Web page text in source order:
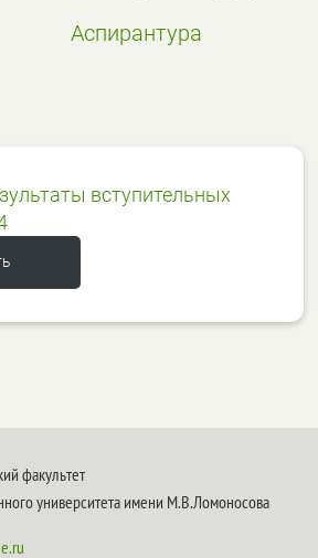
Аспирантура
вступительных
факультет
университета имени М.В.Ломоносова